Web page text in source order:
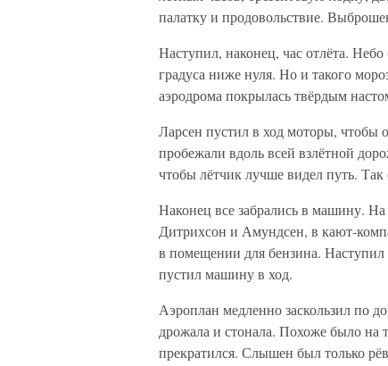
палатку и продовольствие.
Наступил, наконец, час отлёта.
градуса ниже нуля. Но и такого
аэродрома покрылась твёрдым
Ларсен пустил в ход моторы, чтобы
пробежали вдоль всей взлётной
чтобы лётчик лучше видел путь.
Наконец все забрались в машину.
Дитрихсон и Амундсен, в кают-
в помещении для бензина.
пустил машину в ход.
Аэроплан медленно заскользил по
дрожала и стонала. Похоже было на
прекратился. Слышен был только